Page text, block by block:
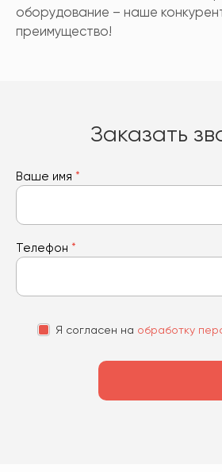
оборудование – наше
преимущество!
Заказать
Ваше имя *
Телефон *
Я согласен на обработку